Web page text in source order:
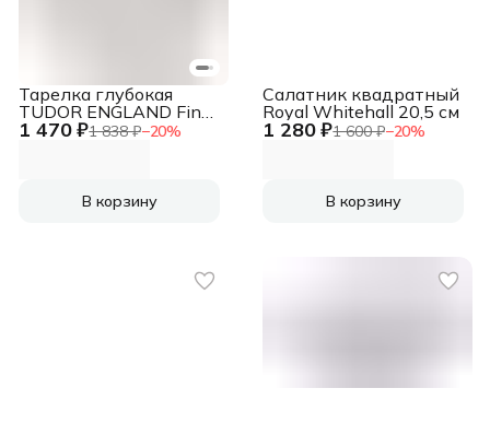
1 470 ₽1 838 ₽−20%
Тарелка глубокая
TUDOR ENGLAND Fine
Bone China 22.8 см
В корзину
1 280 ₽1 600 ₽−20%
Салатник квадратный
Royal Whitehall 20,5 см
В корзину